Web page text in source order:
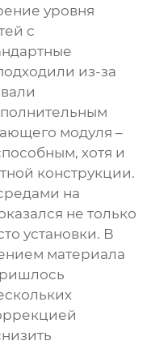
уровня
с
из-за
модуля –
хотя и
конструкции.
на
не только
установки. В
материала